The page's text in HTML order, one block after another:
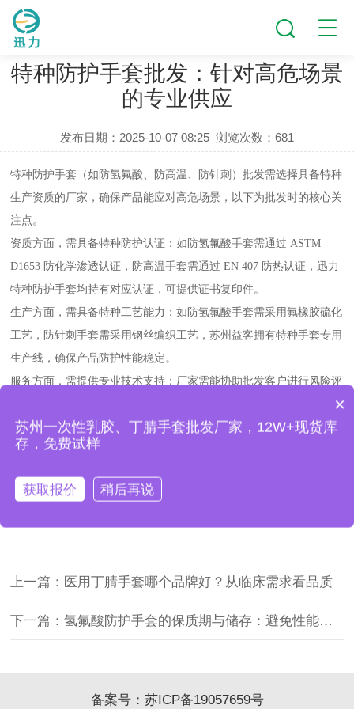
特种防护手套批发：针对高危场景
的专业供应​
发布日期：2025-10-07 08:25 浏览次数：681
特种防护手套（如防氢氟酸、防高温、防针刺）批发需选择具备特种
生产资质的厂家，确保产品能应对高危场景，以下为批发时的核心关
注点。
资质方面，需具备特种防护认证：如防氢氟酸手套需通过 ASTM
D1653 防化学渗透认证，防高温手套需通过 EN 407 防热认证，迅力
特种防护手套均持有对应认证，可提供证书复印件。
生产方面，需具备特种工艺能力：如防氢氟酸手套需采用氟橡胶硫化
工艺，防针刺手套需采用钢丝编织工艺，苏州益客拥有特种手套专用
生产线，确保产品防护性能稳定。
服务方面，需提供专业技术支持：厂家需能协助批发客户进行风险评
估，如根据作业场景推荐防护等级，提供使用培训，迅力品牌可为批
发客户免费提供特种手套使用培训，降低操作风险。
此外，特种防护手套批发需签订质量保障协议，明确防护性能承诺，
批发的质量保障条款。
上一篇：医用丁腈手套哪个品牌好？从临床需求看品质​
下一篇：氢氟酸防护手套的保质期与储存：避免性能衰减的关键​
备案号： 苏ICP备19057659号
×
苏州一次性乳胶、丁腈手套批发厂家，12W+现货库
存，免费试样
获取报价 稍后再说